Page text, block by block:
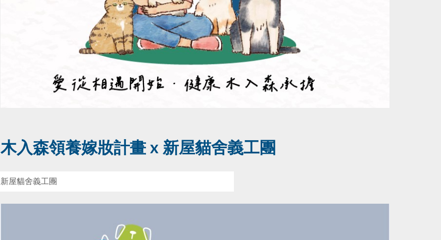
木入森領養嫁妝計畫 x 新屋貓舍義工團
新屋貓舍義工團